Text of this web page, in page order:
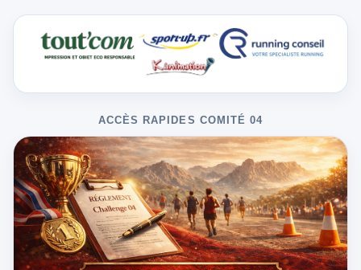
ACCÈS RAPIDES COMITÉ 04